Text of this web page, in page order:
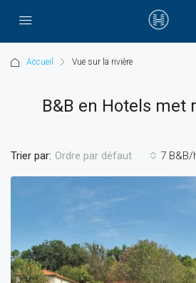
Accueil Vue sur la rivière
B&B en Hotels met
7
Trier par: Ordre par défaut